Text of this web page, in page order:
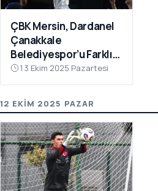
ÇBK Mersin, Dardanel
Çanakkale
Belediyespor’u Farklı
Geçti: 112-78
13 Ekim 2025 Pazartesi
12 EKIM 2025 PAZAR